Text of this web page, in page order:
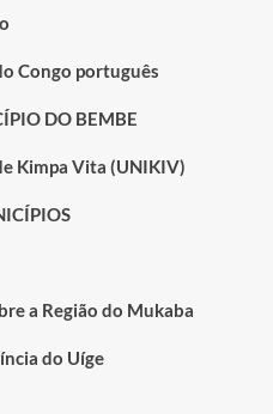
Congo português
DO BEMBE
Kimpa Vita (UNIKIV)
a Região do Mukaba
do Uíge